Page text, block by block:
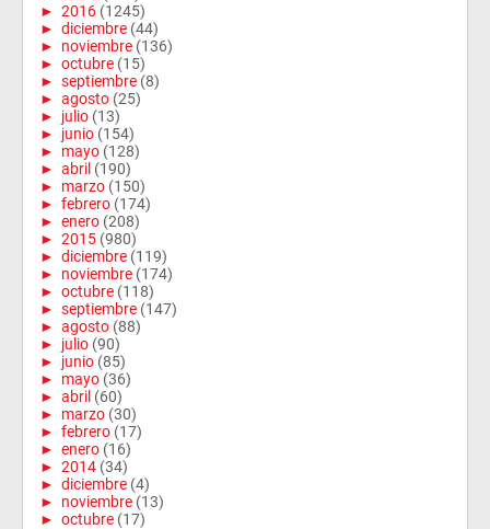
► 2016 (1245)
► diciembre (44)
► noviembre (136)
► octubre (15)
► septiembre (8)
► agosto (25)
► julio (13)
► junio (154)
► mayo (128)
► abril (190)
► marzo (150)
► febrero (174)
► enero (208)
► 2015 (980)
► diciembre (119)
► noviembre (174)
► octubre (118)
► septiembre (147)
► agosto (88)
► julio (90)
► junio (85)
► mayo (36)
► abril (60)
► marzo (30)
► febrero (17)
► enero (16)
► 2014 (34)
► diciembre (4)
► noviembre (13)
► octubre (17)